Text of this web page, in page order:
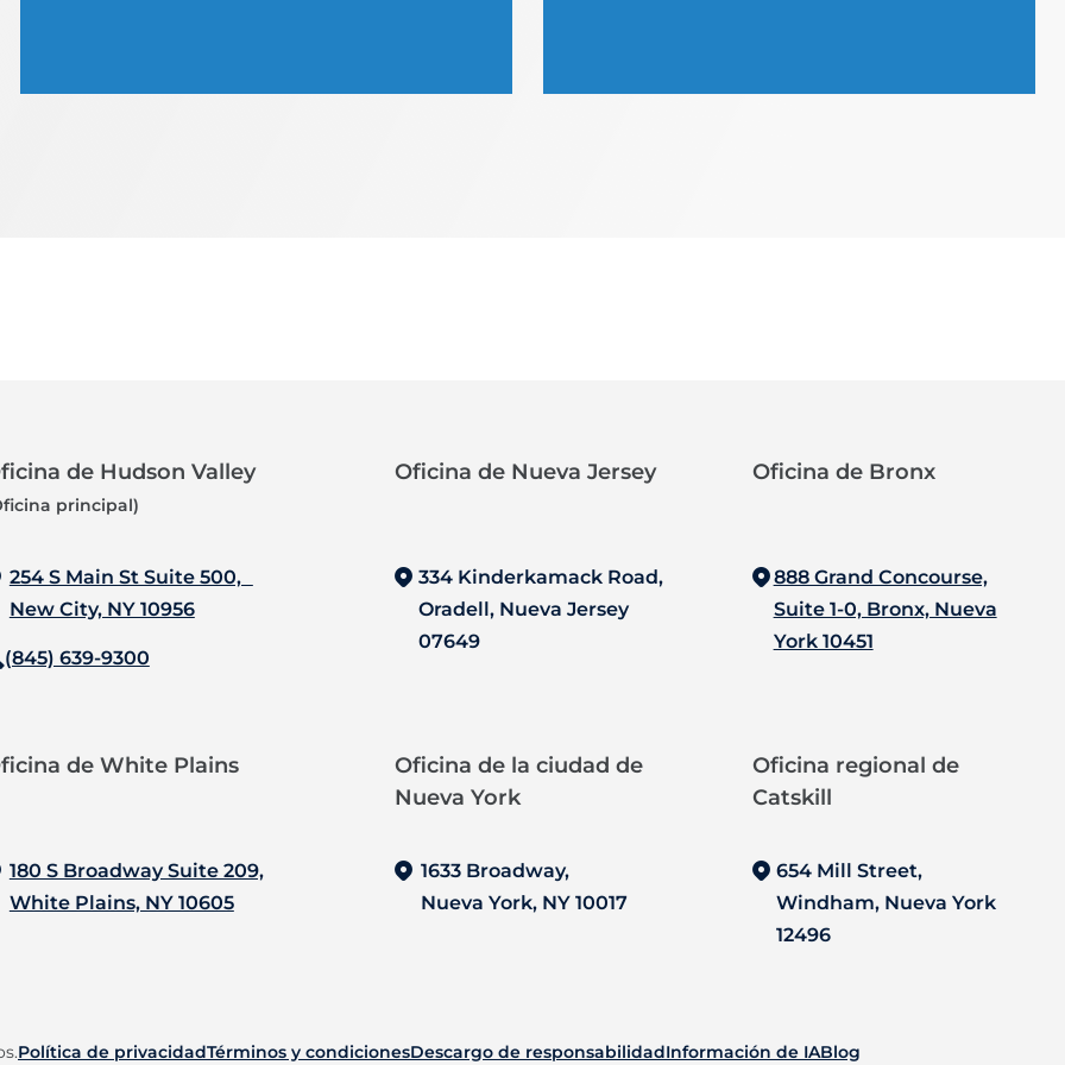
de Hudson Valley
principal)
254 S Main St Suite 500,
New City, NY 10956
(845) 639-9300
Oficina de Nueva Jersey‍
334 Kinderkamack Road,
Oradell, Nueva Jersey
07649
Oficina de Bronx‍
888 Grand Concourse,
Suite 1-0, Bronx, Nueva
York 10451
de White Plains
180 S Broadway Suite 209,
White Plains, NY 10605
Oficina de la ciudad de
Nueva York
1633 Broadway,
Nueva York, NY 10017
Oficina regional de
Catskill
654 Mill Street,
Windham, Nueva York
12496
Política de privacidadTérminos y condicionesDescargo de responsabilidadInformación de IABlog